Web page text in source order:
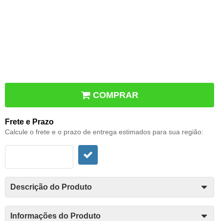
COMPRAR
Frete e Prazo
Calcule o frete e o prazo de entrega estimados para sua região:
Descrição do Produto
Informações do Produto